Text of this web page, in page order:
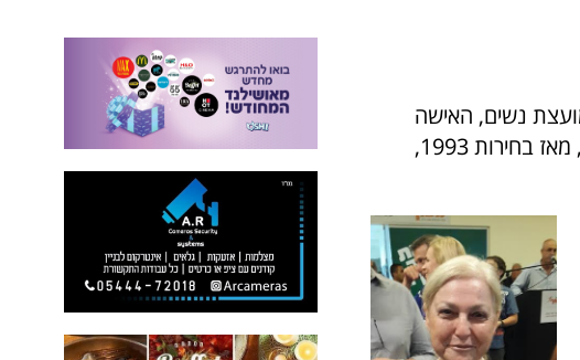
נשים, האישה
הראשונה בעיר שהתמודדה לראשות העיר. רינה פז, היתה בעבר, מאז בחירות 1993,